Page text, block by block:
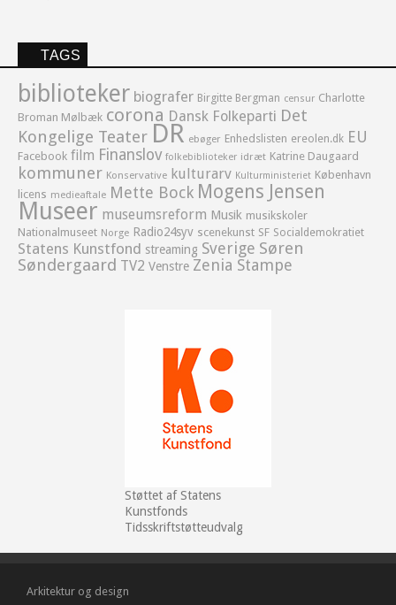
TAGS
biblioteker biografer Birgitte Bergman censur Charlotte
Broman Mølbæk corona Dansk Folkeparti Det
Kongelige Teater DR ebøger Enhedslisten ereolen.dk EU
Facebook film Finanslov folkebiblioteker idræt Katrine Daugaard
kommuner Konservative kulturarv Kulturministeriet København
licens medieaftale Mette Bock Mogens Jensen
Museer museumsreform Musik musikskoler
Nationalmuseet Norge Radio24syv scenekunst SF Socialdemokratiet
Statens Kunstfond streaming Sverige Søren
Søndergaard TV2 Venstre Zenia Stampe
Støttet af Statens
Kunstfonds
Tidsskriftstøtteudvalg
Arkitektur og design